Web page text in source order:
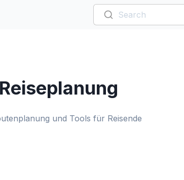
Reiseplanung
und Tools für Reisende